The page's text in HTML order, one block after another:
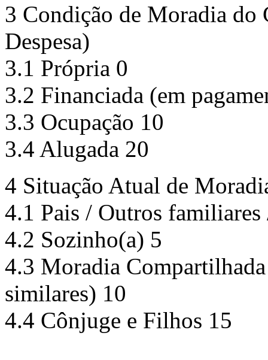
3 Condição de Moradia do
Despesa)
3.1 Própria 0
3.2 Financiada (em
3.3 Ocupação 10
3.4 Alugada 20
4 Situação Atual de
4.1 Pais / Outros
4.2 Sozinho(a) 5
4.3 Moradia
similares) 10
4.4 Cônjuge e Filhos 15